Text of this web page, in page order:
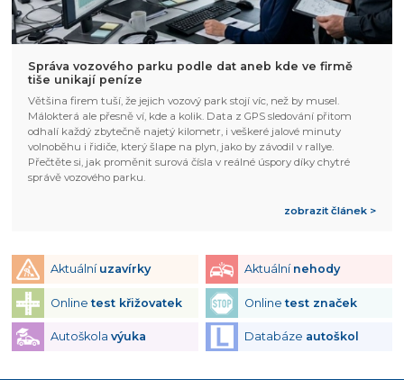
Správa vozového parku podle dat aneb kde ve firmě
tiše unikají peníze
Většina firem tuší, že jejich vozový park stojí víc, než by musel.
Málokterá ale přesně ví, kde a kolik. Data z GPS sledování přitom
odhalí každý zbytečně najetý kilometr, i veškeré jalové minuty
volnoběhu i řidiče, který šlape na plyn, jako by závodil v rallye.
Přečtěte si, jak proměnit surová čísla v reálné úspory díky chytré
správě vozového parku.
zobrazit článek >
Aktuální uzavírky Aktuální nehody
Onlinetest křižovatek Onlinetest značek
Autoškola výuka Databáze autoškol